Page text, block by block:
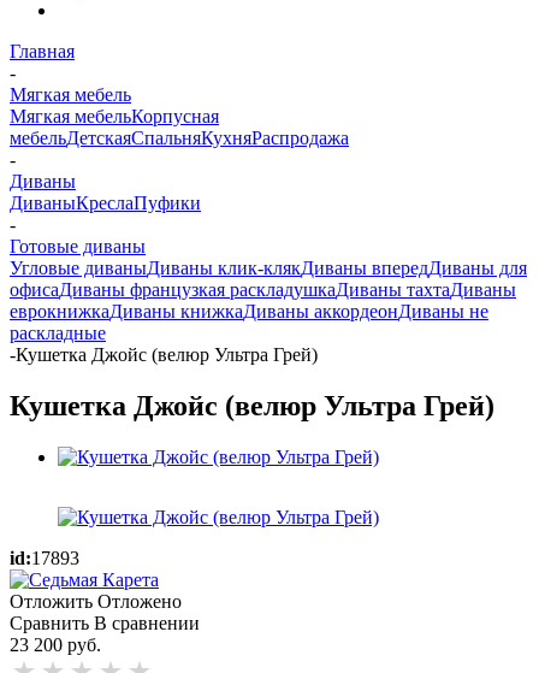
Главная
-
Мягкая мебель
Мягкая мебельКорпусная
мебельДетскаяСпальняКухняРаспродажа
-
Диваны
ДиваныКреслаПуфики
-
Готовые диваны
Угловые диваныДиваны клик-клякДиваны впередДиваны для
офисаДиваны французкая раскладушкаДиваны тахтаДиваны
еврокнижкаДиваны книжкаДиваны аккордеонДиваны не
раскладные
-Кушетка Джойс (велюр Ультра Грей)
Кушетка Джойс (велюр Ультра Грей)
id:17893
Отложить Отложено
Сравнить В сравнении
23 200 руб.